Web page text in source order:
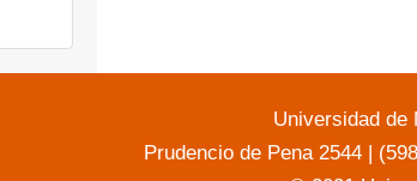
Universidad de
Prudencio de Pena 2544 |